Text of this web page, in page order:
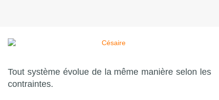
Tout système évolue de la même manière selon les
contraintes.